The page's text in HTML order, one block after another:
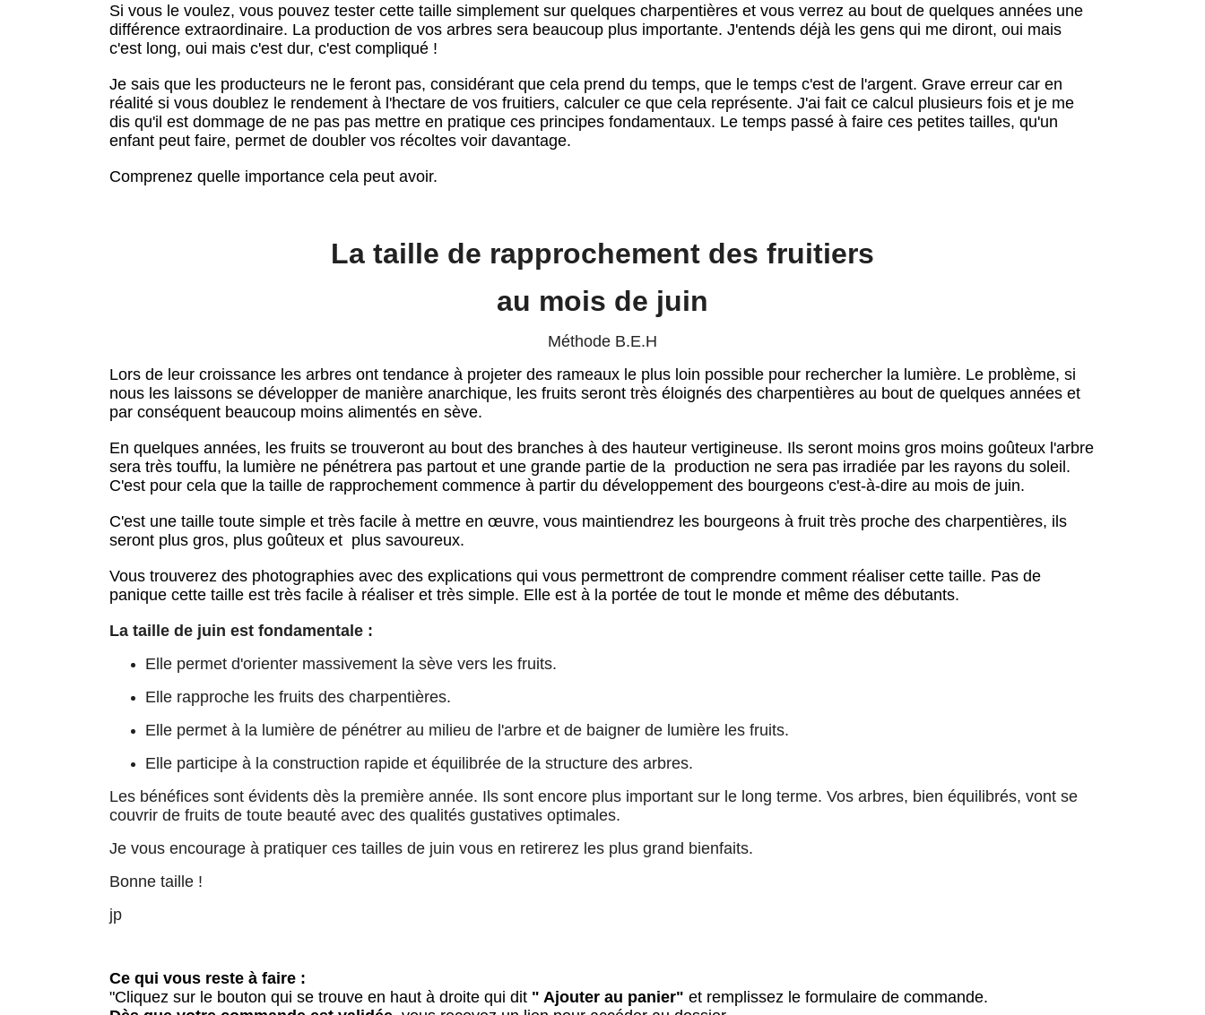
Si vous le voulez, vous pouvez tester cette taille simplement sur quelques charpentières et vous verrez au bout de quelques années une
différence extraordinaire. La production de vos arbres sera beaucoup plus importante. J'entends déjà les gens qui me diront, oui mais
c'est long, oui mais c'est dur, c'est compliqué !
Je sais que les producteurs ne le feront pas, considérant que cela prend du temps, que le temps c'est de l'argent. Grave erreur car en
réalité si vous doublez le rendement à l'hectare de vos fruitiers, calculer ce que cela représente. J'ai fait ce calcul plusieurs fois et je me
dis qu'il est dommage de ne pas pas mettre en pratique ces principes fondamentaux. Le temps passé à faire ces petites tailles, qu'un
enfant peut faire, permet de doubler vos récoltes voir davantage.
Comprenez quelle importance cela peut avoir.
La taille de rapprochement des fruitiers
au mois de juin
Méthode B.E.H
Lors de leur croissance les arbres ont tendance à projeter des rameaux le plus loin possible pour rechercher la lumière. Le problème, si
nous les laissons se développer de manière anarchique, les fruits seront très éloignés des charpentières au bout de quelques années et
par conséquent beaucoup moins alimentés en sève.
En quelques années, les fruits se trouveront au bout des branches à des hauteur vertigineuse. Ils seront moins gros moins goûteux l'arbre
sera très touffu, la lumière ne pénétrera pas partout et une grande partie de la production ne sera pas irradiée par les rayons du soleil.
C'est pour cela que la taille de rapprochement commence à partir du développement des bourgeons c'est-à-dire au mois de juin.
C'est une taille toute simple et très facile à mettre en œuvre, vous maintiendrez les bourgeons à fruit très proche des charpentières, ils
seront plus gros, plus goûteux et plus savoureux.
Vous trouverez des photographies avec des explications qui vous permettront de comprendre comment réaliser cette taille. Pas de
panique cette taille est très facile à réaliser et très simple. Elle est à la portée de tout le monde et même des débutants.
La taille de juin est fondamentale :
Elle permet d'orienter massivement la sève vers les fruits.
Elle rapproche les fruits des charpentières.
Elle permet à la lumière de pénétrer au milieu de l'arbre et de baigner de lumière les fruits.
Elle participe à la construction rapide et équilibrée de la structure des arbres.
Les bénéfices sont évidents dès la première année. Ils sont encore plus important sur le long terme. Vos arbres, bien équilibrés, vont se
couvrir de fruits de toute beauté avec des qualités gustatives optimales.
Je vous encourage à pratiquer ces tailles de juin vous en retirerez les plus grand bienfaits.
Bonne taille !
jp
Ce qui vous reste à faire :
"Cliquez sur le bouton qui se trouve en haut à droite qui dit " Ajouter au panier" et remplissez le formulaire de commande.